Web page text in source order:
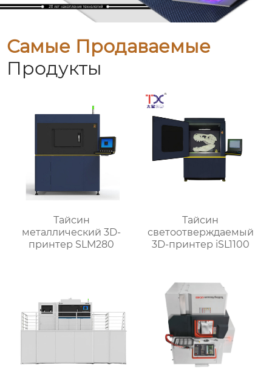
Самые Продаваемые
Продукты
Тайсин
металлический 3D-
принтер SLM280
Тайсин
светоотверждаемый
3D-принтер iSL1100